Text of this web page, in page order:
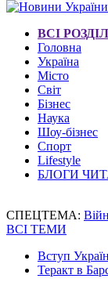
ВСІ
Головна
Україна
Місто
Світ
Бізнес
Наука
Шоу-бізнес
Спорт
Lifestyle
БЛОГИ
СПЕЦТЕМА:
ВСІ ТЕМИ
Вступ
Теракт в